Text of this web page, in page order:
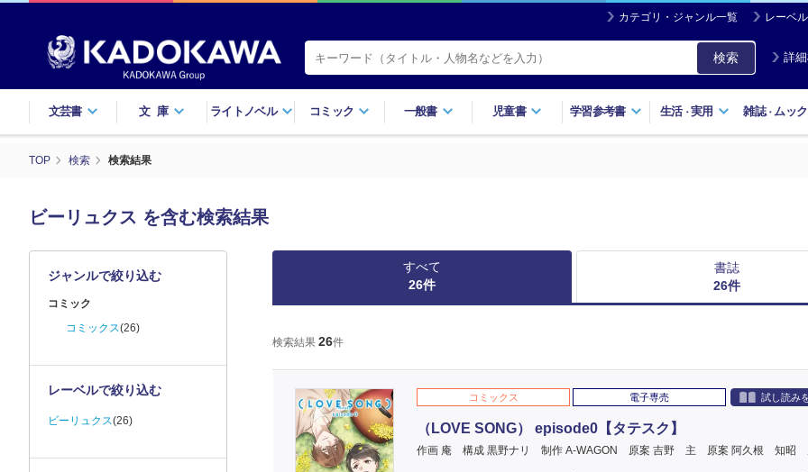
カテゴリ・ジャンル一覧 レーベ
検索 詳
文芸書 文庫 ライトノベル コミック 一般書 児童書 学習参考書 生活・実用 雑誌・ ムック
TOP 検索 検索結果
ビーリュクス を含む検索結果
すべて
26件
書誌
26件
検索結果 26件
コミックス 電子専売 試し読み
（LOVE SONG） episode0【タテスク】
作画 庵 構成 黒野ナリ 制作 A-WAGON 原案 吉野 主 原案 阿久根 知昭
ジャンルで絞り込む
コミック
コミックス(26)
レーベルで絞り込む
ビーリュクス(26)